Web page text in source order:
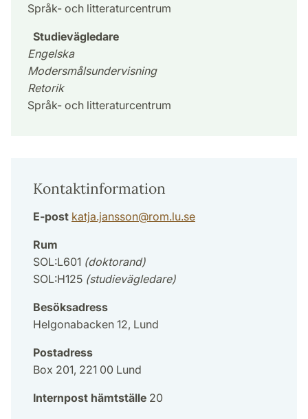
Språk- och litteraturcentrum
Studievägledare
Engelska
Modersmålsundervisning
Retorik
Språk- och litteraturcentrum
Kontaktinformation
E-post katja.jansson@rom.lu.se
Rum
SOL:L601 (doktorand)
SOL:H125 (studievägledare)
Besöksadress
Helgonabacken 12, Lund
Postadress
Box 201, 221 00 Lund
Internpost hämtställe 20